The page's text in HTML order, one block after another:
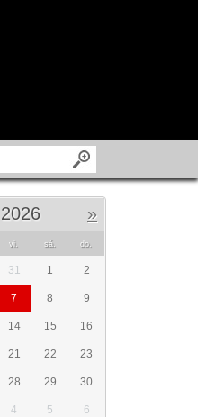
»
vi. sá. do.
31 1 2
7 8 9
14 15 16
21 22 23
28 29 30
4 5 6